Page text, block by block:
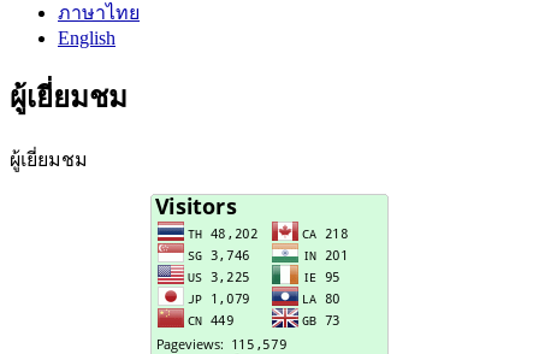
ภาษาไทย
English
ผู้เยี่ยมชม
ผู้เยี่ยมชม